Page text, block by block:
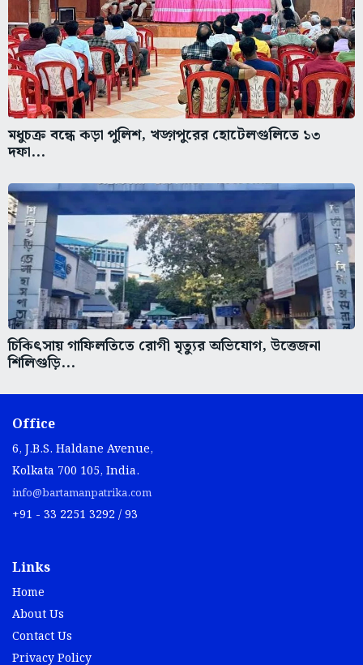
মধুচক্র বন্ধে কড়া পুলিশ, খড়্গপুরের হোটেলগুলিতে ১৩
দফা...
চিকিৎসায় গাফিলতিতে রোগী মৃত্যুর অভিযোগ, উত্তেজনা
শিলিগুড়ি...
Office
6, J.B.S. Haldane Avenue,
Kolkata 700 105, India.
info@bartamanpatrika.com
+91 - 33 2251 3292 / 93
Links
Home
About Us
Contact Us
Privacy Policy